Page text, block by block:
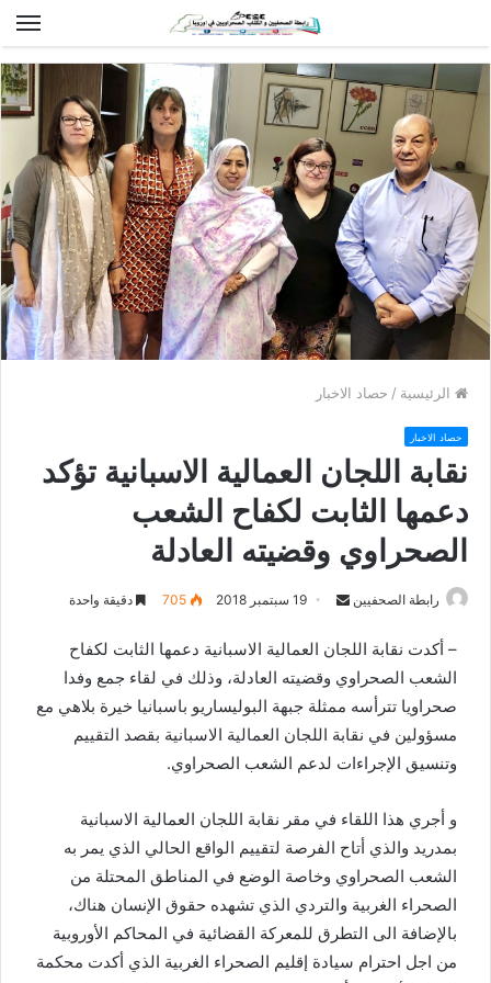
الرئيسية / حصاد الاخبار
حصاد الاخبار
نقابة اللجان العمالية الاسبانية تؤكد
دعمها الثابت لكفاح الشعب
الصحراوي وقضيته العادلة
رابطة الصحفيين
n
d
a
n
e
19 سبتمبر 2018 705 دقيقة واحدة
– أكدت نقابة اللجان العمالية الاسبانية دعمها الثابت لكفاح
الشعب الصحراوي وقضيته العادلة، وذلك في لقاء جمع وفدا
صحراويا تترأسه ممثلة جبهة البوليساريو باسبانيا خيرة بلاهي مع
مسؤولين في نقابة اللجان العمالية الاسبانية بقصد التقييم
وتنسيق الإجراءات لدعم الشعب الصحراوي.
و أجري هذا اللقاء في مقر نقابة اللجان العمالية الاسبانية
بمدريد والذي أتاح الفرصة لتقييم الواقع الحالي الذي يمر به
الشعب الصحراوي وخاصة الوضع في المناطق المحتلة من
الصحراء الغربية والتردي الذي تشهده حقوق الإنسان هناك،
بالإضافة الى التطرق للمعركة القضائية في المحاكم الأوروبية
من اجل احترام سيادة إقليم الصحراء الغربية الذي أكدت محكمة